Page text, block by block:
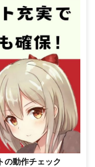
動作チェック